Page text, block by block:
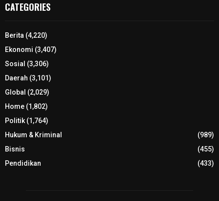
CATEGORIES
Berita (4,220)
Ekonomi (3,407)
Sosial (3,306)
Daerah (3,101)
Global (2,029)
Home (1,802)
Politik(1,764)
Hukum & Kriminal
(989)
Bisnis
(455)
Pendidikan
(433)